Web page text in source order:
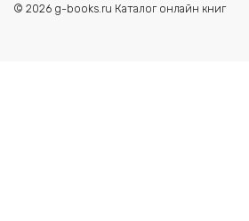
© 2026 g-books.ru Каталог онлайн книг